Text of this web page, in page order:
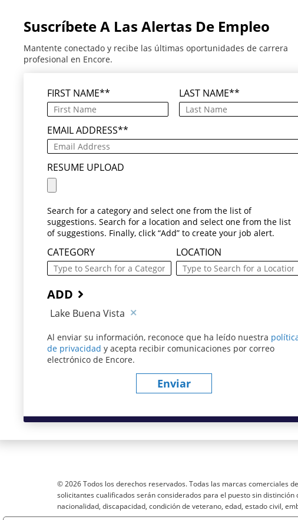
Suscríbete A Las Alertas De Empleo
Mantente conectado y recibe las últimas oportunidades de carrera
profesional en Encore.
FIRST NAME* LAST NAME*
EMAIL ADDRESS*
RESUME UPLOAD
Search for a category and select one from the list of
suggestions. Search for a location and select one from the list
of suggestions. Finally, click “Add” to create your job alert.
CATEGORY LOCATION
ADD
Lake Buena Vista
Al enviar su información, reconoce que ha leído nuestra
de privacidad (este contenido se abre en una nueva ventana)
y acepta recibir comunicaciones por correo
electrónico de Encore.
Enviar
© 2026 Todos los derechos reservados. Todas las marcas comerciales
solicitantes cualificados serán considerados para el puesto sin
nacionalidad, discapacidad, condición de veterano, edad, estado civil,